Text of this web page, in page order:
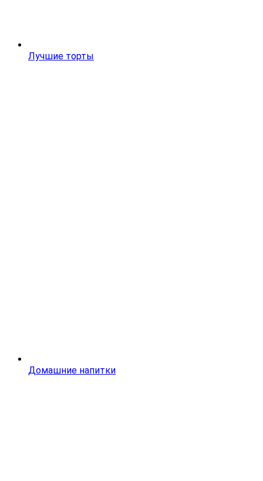
Лучшие торты
Домашние напитки